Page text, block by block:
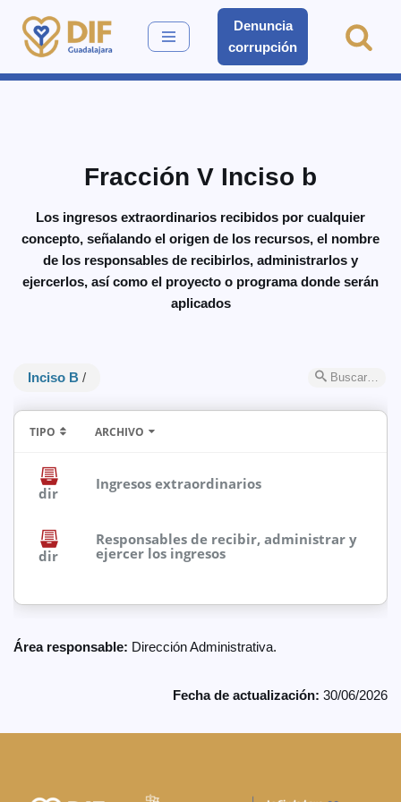
Saltar
Denuncia
corrupción
Fracción V Inciso b
Los ingresos extraordinarios recibidos por cualquier
concepto, señalando el origen de los recursos, el nombre
de los responsables de recibirlos, administrarlos y
ejercerlos, así como el proyecto o programa donde serán
aplicados
Inciso B / Buscar…
TIPO ARCHIVO
dir
Ingresos extraordinarios
dir
Responsables de recibir, administrar y
ejercer los ingresos
Área responsable: Dirección Administrativa.
Fecha de actualización: 30/06/2026